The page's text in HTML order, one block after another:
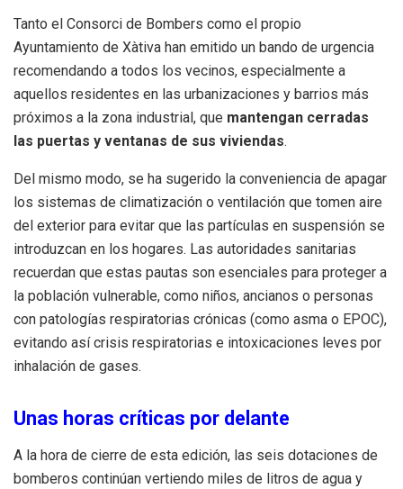
Tanto el Consorci de Bombers como el propio
Ayuntamiento de Xàtiva han emitido un bando de urgencia
recomendando a todos los vecinos, especialmente a
aquellos residentes en las urbanizaciones y barrios más
próximos a la zona industrial, que mantengan cerradas
las puertas y ventanas de sus viviendas.
Del mismo modo, se ha sugerido la conveniencia de apagar
los sistemas de climatización o ventilación que tomen aire
del exterior para evitar que las partículas en suspensión se
introduzcan en los hogares. Las autoridades sanitarias
recuerdan que estas pautas son esenciales para proteger a
la población vulnerable, como niños, ancianos o personas
con patologías respiratorias crónicas (como asma o EPOC),
evitando así crisis respiratorias e intoxicaciones leves por
inhalación de gases.
Unas horas críticas por delante
A la hora de cierre de esta edición, las seis dotaciones de
bomberos continúan vertiendo miles de litros de agua y